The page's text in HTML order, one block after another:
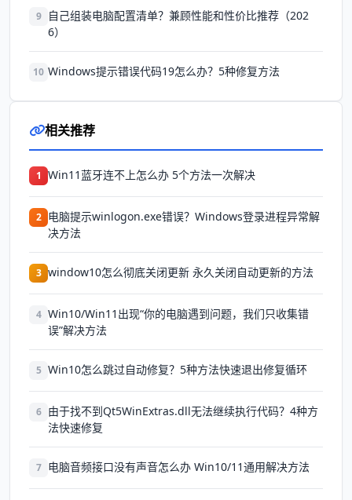
9
自己组装电脑配置清单？兼顾性能和性价比推荐（202
6）
10 Windows提示错误代码19怎么办？5种修复方法
相关推荐
1 Win11蓝牙连不上怎么办 5个方法一次解决
2 电脑提示winlogon.exe错误？Windows登录进程异常解
决方法
3 window10怎么彻底关闭更新 永久关闭自动更新的方法
4 Win10/Win11出现“你的电脑遇到问题，我们只收集错
误”解决方法
5 Win10怎么跳过自动修复？5种方法快速退出修复循环
6 由于找不到Qt5WinExtras.dll无法继续执行代码？4种方
法快速修复
7 电脑音频接口没有声音怎么办 Win10/11通用解决方法